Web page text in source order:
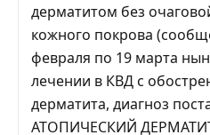
дерматитом без
кожного покрова
февраля по 19 марта
лечении в КВД с
дерматита, диагноз
АТОПИЧЕСКИЙ